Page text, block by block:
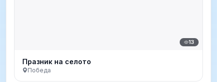
13
Празник на селото
Победа